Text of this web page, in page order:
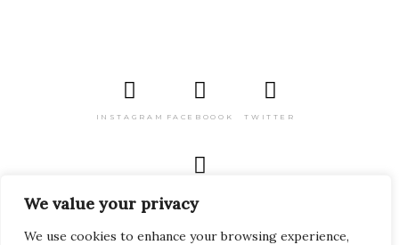
We value your privacy
We use cookies to enhance your browsing experience,
INSTAGRAM FACEBOOOK TWITTER